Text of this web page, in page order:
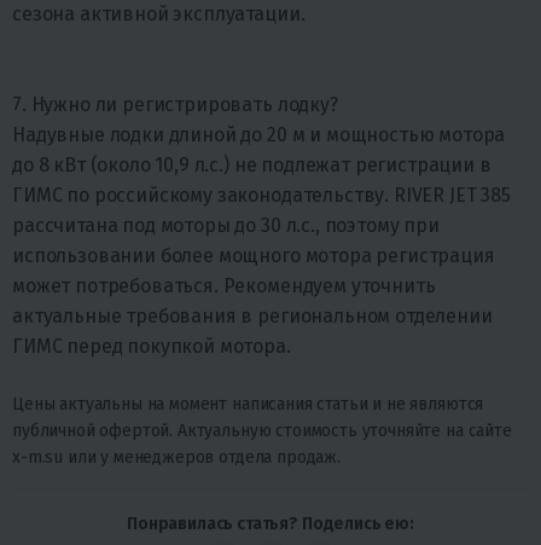
сезона активной эксплуатации.
7. Нужно ли регистрировать лодку?
Надувные лодки длиной до 20 м и мощностью мотора
до 8 кВт (около 10,9 л.с.) не подлежат регистрации в
ГИМС по российскому законодательству. RIVER JET 385
рассчитана под моторы до 30 л.с., поэтому при
использовании более мощного мотора регистрация
может потребоваться. Рекомендуем уточнить
актуальные требования в региональном отделении
ГИМС перед покупкой мотора.
Цены актуальны на момент написания статьи и не являются
публичной офертой. Актуальную стоимость уточняйте на сайте
x-m.su или у менеджеров отдела продаж.
Понравилась статья? Поделись ею: